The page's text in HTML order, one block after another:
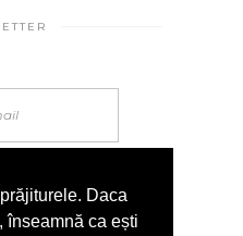
Daca
înseamnă ca ești